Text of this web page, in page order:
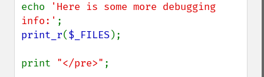
echo
'Here is some more debugging
info:'
print_r($_FILES);
print "</pre>" ;